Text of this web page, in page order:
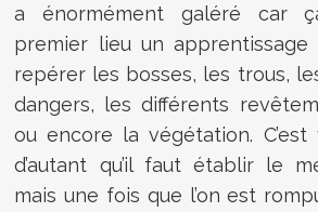
a énormément galéré car
premier lieu un
repérer les bosses, les trous,
dangers, les différents
ou encore la végétation.
d’autant qu’il faut établir le
mais une fois que l’on est